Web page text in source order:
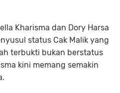
Kharisma dan Dory Harsa
status Cak Malik yang
terbukti bukan berstatus
kini memang semakin